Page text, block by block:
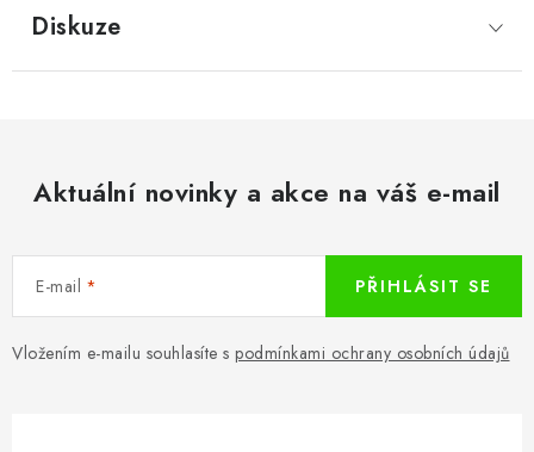
Diskuze
Aktuální novinky a akce na váš e-mail
E-mail
Vložením e-mailu souhlasíte s podmínkami ochrany osobních údajů
PŘIHLÁSIT SE